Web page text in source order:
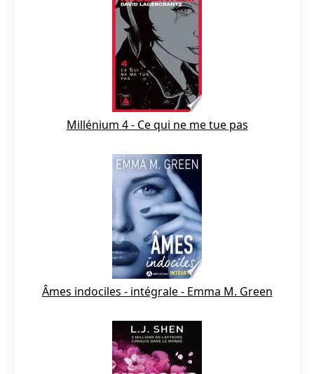
Millénium 4 - Ce qui ne me tue pas
Âmes indociles - intégrale - Emma M. Green